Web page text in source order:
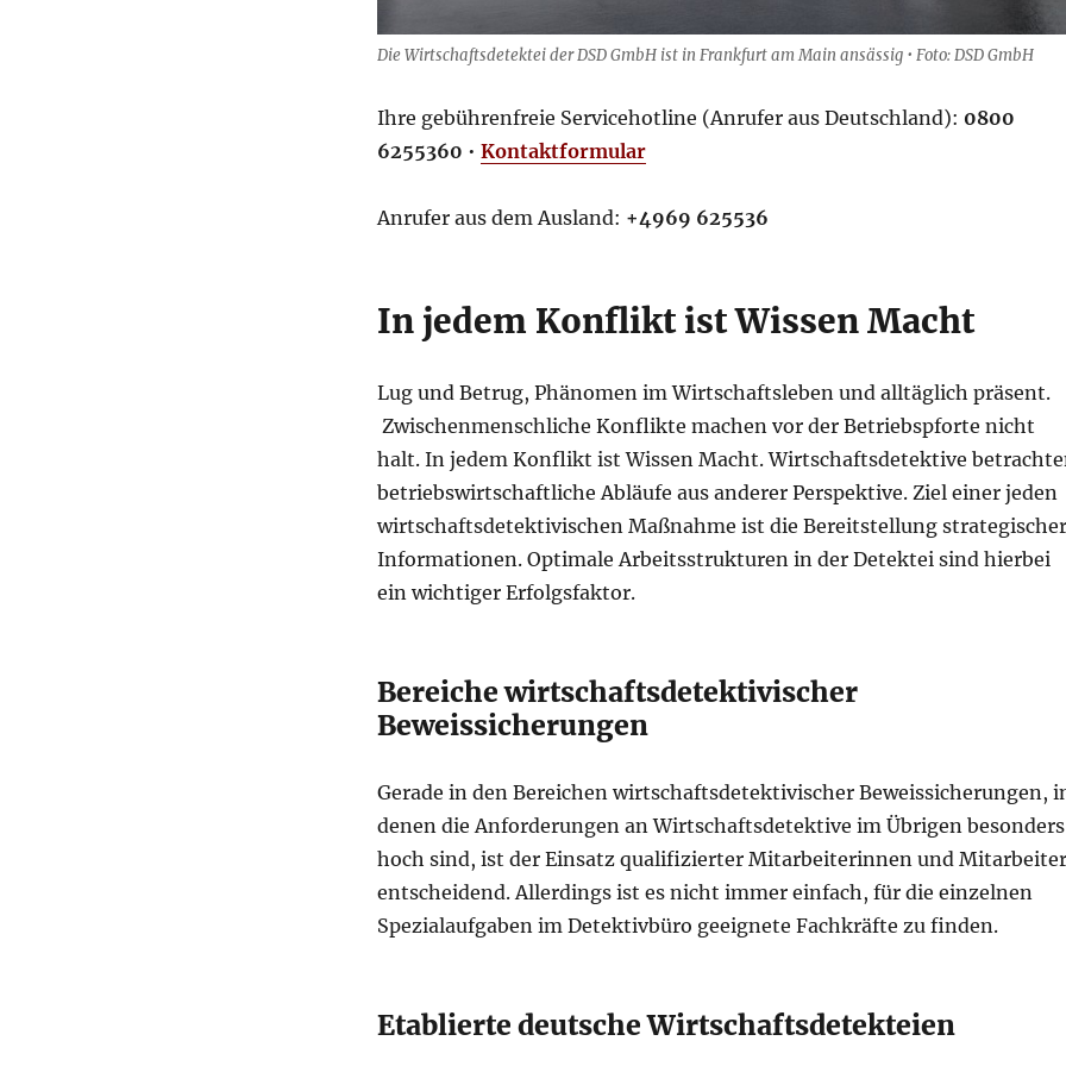
Die Wirtschaftsdetektei der DSD GmbH ist in Frankfurt am Main ansässig • Foto: DSD GmbH
Ihre gebührenfreie Servicehotline (Anrufer aus Deutschland): 0800
6255360 • Kontaktformular
Anrufer aus dem Ausland: +4969 625536
In jedem Konflikt ist Wissen Macht
Lug und Betrug, Phänomen im Wirtschaftsleben und alltäglich präsent.
Zwischenmenschliche Konflikte machen vor der Betriebspforte nicht
halt. In jedem Konflikt ist Wissen Macht. Wirtschaftsdetektive
betriebswirtschaftliche Abläufe aus anderer Perspektive. Ziel einer jeden
wirtschaftsdetektivischen Maßnahme ist die Bereitstellung strategischer
Informationen. Optimale Arbeitsstrukturen in der Detektei sind hierbei
ein wichtiger Erfolgsfaktor.
Bereiche wirtschaftsdetektivischer
Beweissicherungen
Gerade in den Bereichen wirtschaftsdetektivischer Beweissicherungen,
denen die Anforderungen an Wirtschaftsdetektive im Übrigen besonders
hoch sind, ist der Einsatz qualifizierter Mitarbeiterinnen und Mitarbeiter
entscheidend. Allerdings ist es nicht immer einfach, für die einzelnen
Spezialaufgaben im Detektivbüro geeignete Fachkräfte zu finden.
Etablierte deutsche Wirtschaftsdetekteien